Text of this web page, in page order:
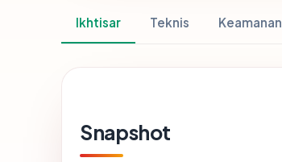
Ikhtisar Teknis Keamanan
Snapshot